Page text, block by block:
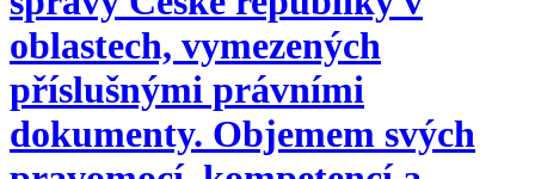
oblastech, vymezených
příslušnými právními
dokumenty. Objemem svých